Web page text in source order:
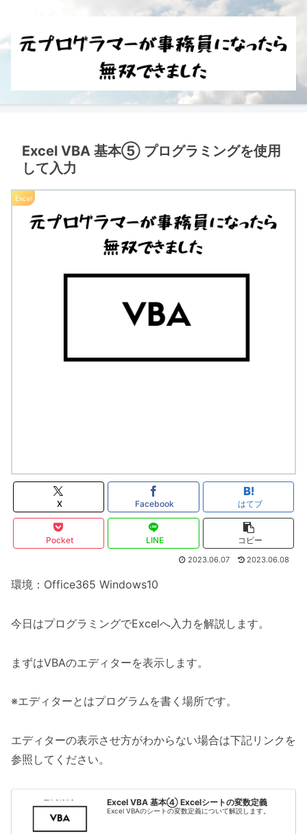
Excel VBA 基本⑤ プログラミングを使用
して入力
Excel
X Facebook はてブ
Pocket LINE コピー
2023.06.07 2023.06.08
環境：Office365 Windows10
今日はプログラミングでExcelへ入力を解説します。
まずはVBAのエディターを表示します。
※エディターとはプログラムを書く場所です。
エディターの表示させ方がわからない場合は下記リンクを
参照してください。
Excel VBA 基本④ Excelシートの変数定義
Excel VBAのシートの変数定義について解説します。